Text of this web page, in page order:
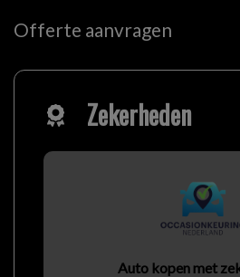
Offerte aanvragen
Zekerheden
Auto kopen met